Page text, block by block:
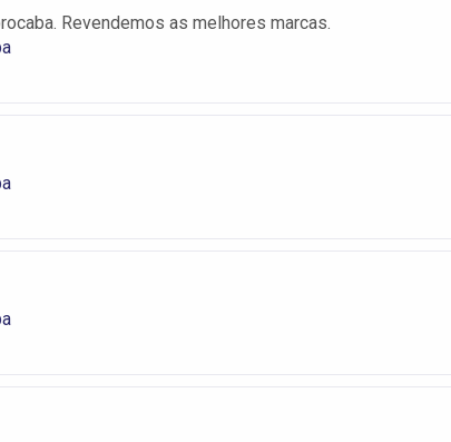
Revendemos as melhores marcas.